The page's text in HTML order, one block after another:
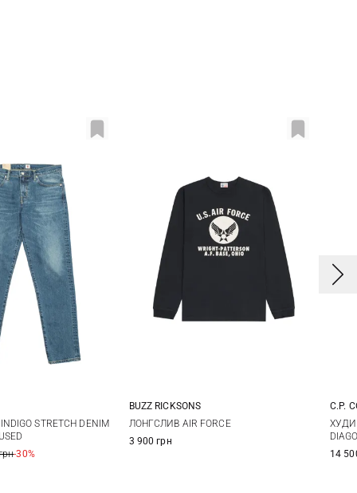
32 33
STRETCH DENIM
-30%
M L
BUZZ RICKSONS
ЛОНГСЛИВ AIR FORCE
3 900 грн
S
C.P.
ХУДИ
14